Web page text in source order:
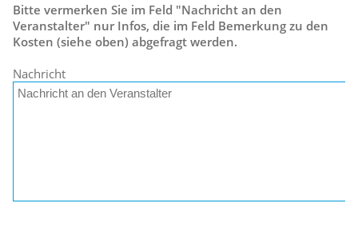
Bitte vermerken Sie im Feld "Nachricht an den
Veranstalter" nur Infos, die im Feld Bemerkung zu den
Kosten (siehe oben) abgefragt werden.
Nachricht